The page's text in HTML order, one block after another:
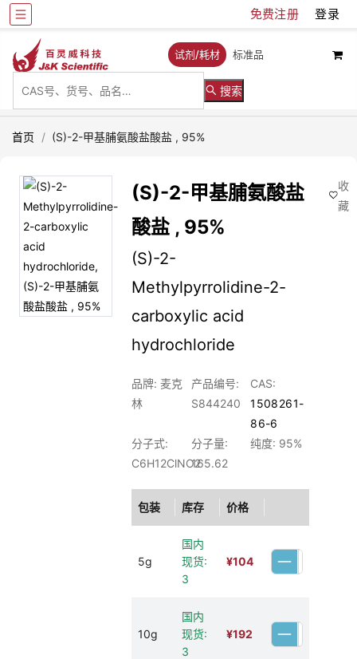
免费注册 登录
试剂/耗材 标准品
搜索
首页 / (S)-2-甲基脯氨酸盐酸盐 , 95%
(S)-2-甲基脯氨酸盐
酸盐 , 95%
(S)-2-
Methylpyrrolidine-2-
carboxylic acid
hydrochloride
品牌: 麦克
林
产品编号:
S844240
CAS:
1508261-
86-6
分子式:
C6H12ClNO2
分子量:
165.62
纯度: 95%
包装 库存 价格
5g
国内
现货:
3
¥104
10g
国内
现货:
3
¥192
收
藏